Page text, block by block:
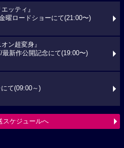
ッティ』
曜ロードショーにて(21:00〜)
ン超変身』
最新作公開記念にて(19:00〜)
て(09:00～)
スケジュールへ